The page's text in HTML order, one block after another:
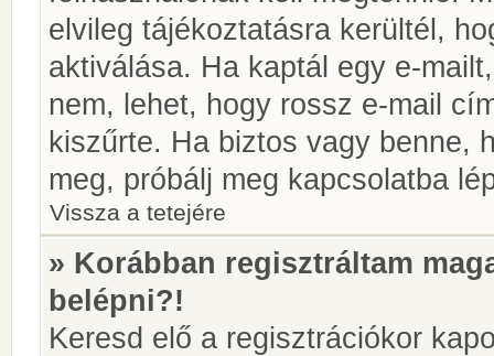
elvileg tájékoztatásra kerültél,
aktiválása. Ha kaptál egy e-
nem, lehet, hogy rossz e-mail
kiszűrte. Ha biztos vagy benne,
meg, próbálj meg kapcsolatba
Vissza a tetejére
» Korábban regisztráltam
belépni?!
Keresd elő a regisztrációkor